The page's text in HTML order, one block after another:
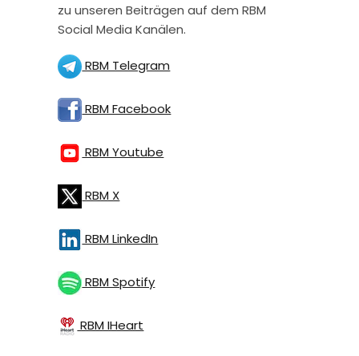
zu unseren Beiträgen auf dem RBM
Social Media Kanälen.
RBM Telegram
RBM Facebook
RBM Youtube
RBM X
RBM LinkedIn
RBM Spotify
RBM IHeart